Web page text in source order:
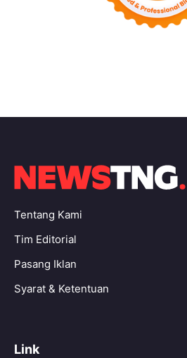
Tentang Kami
Tim Editorial
Pasang Iklan
Syarat & Ketentuan
Link